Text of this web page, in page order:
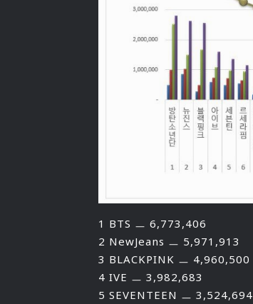
1 BTS ㅡ 6,773,406
2 NewJeans ㅡ 5,971,913
3 BLACKPINK ㅡ 4,960,500
4 IVE ㅡ 3,982,683
5 SEVENTEEN ㅡ 3,524,694